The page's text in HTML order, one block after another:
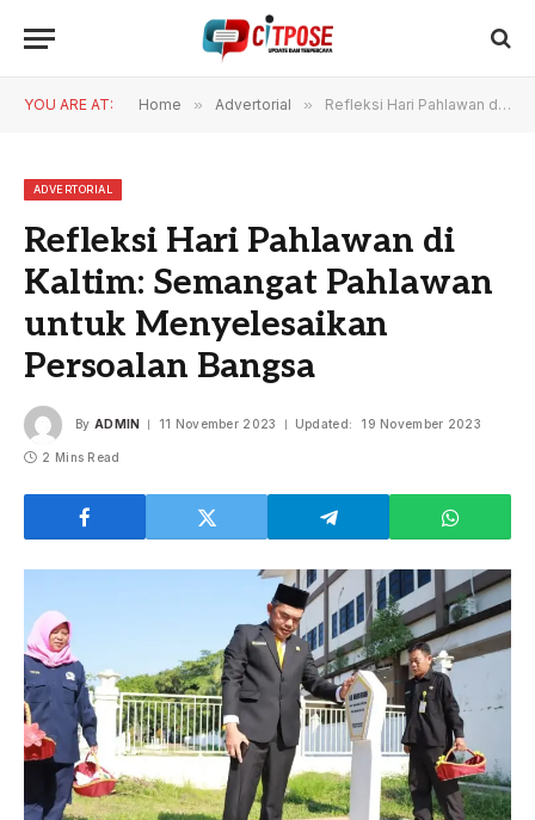
YOU ARE AT: Home » Advertorial » Refleksi Hari Pahlawan di Kaltim: Semangat Pahlawan untuk Menyelesaikan Persoalan Bangsa
ADVERTORIAL
Refleksi Hari Pahlawan di
Kaltim: Semangat Pahlawan
untuk Menyelesaikan
Persoalan Bangsa
By ADMIN 11 November 2023 Updated: 19 November 2023
2 Mins Read